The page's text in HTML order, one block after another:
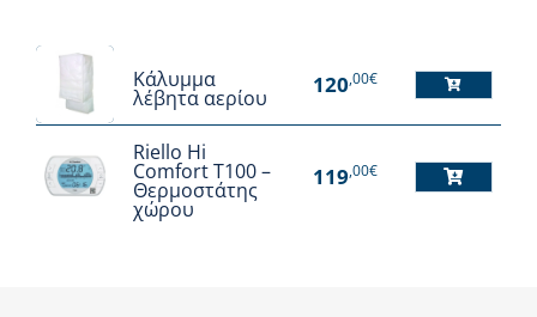
Κάλυμμα
λέβητα αερίου 120 ,00€
Αυτό
το
προϊόν
έχει
Riello Hi
Comfort T100 –
Θερμοστάτης
χώρου
119 ,00€